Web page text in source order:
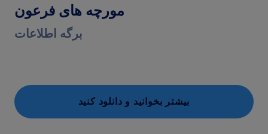
مورچه های فرعون
برگه اطلاعات
بیشتر بخوانید و دانلود کنید